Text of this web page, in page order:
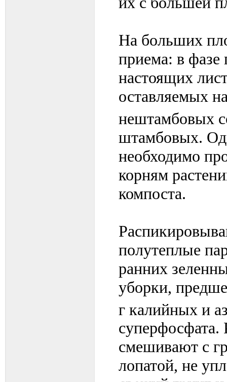
На больших
приема: в фазе
настоящих
оставляемых
нештамбовых
штамбовых.
необходимо
корням
компоста.
полутеплые
ранних
уборки,
г калийных и
суперфосфата.
смешивают с
лопатой, не